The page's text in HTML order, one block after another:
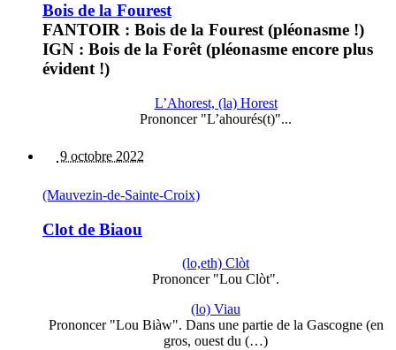
Bois de la Fourest
FANTOIR : Bois de la Fourest (pléonasme !)
IGN : Bois de la Forêt (pléonasme encore plus
évident !)
L’Ahorest, (la) Horest
Prononcer "L’ahourés(t)"...
9 octobre 2022
(Mauvezin-de-Sainte-Croix)
Clot de Biaou
(lo,eth) Clòt
Prononcer "Lou Clòt".
(lo) Viau
Prononcer "Lou Biàw". Dans une partie de la Gascogne (en
gros, ouest du (…)